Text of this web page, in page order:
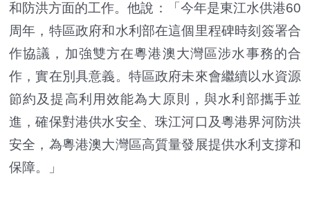
和防洪方面的工作。他說：「今年是東江水供港60
周年，特區政府和水利部在這個里程碑時刻簽署合
作協議，加強雙方在粵港澳大灣區涉水事務的合
作，實在別具意義。特區政府未來會繼續以水資源
節約及提高利用效能為大原則，與水利部攜手並
進，確保對港供水安全、珠江河口及粵港界河防洪
安全，為粵港澳大灣區高質量發展提供水利支撐和
保障。」